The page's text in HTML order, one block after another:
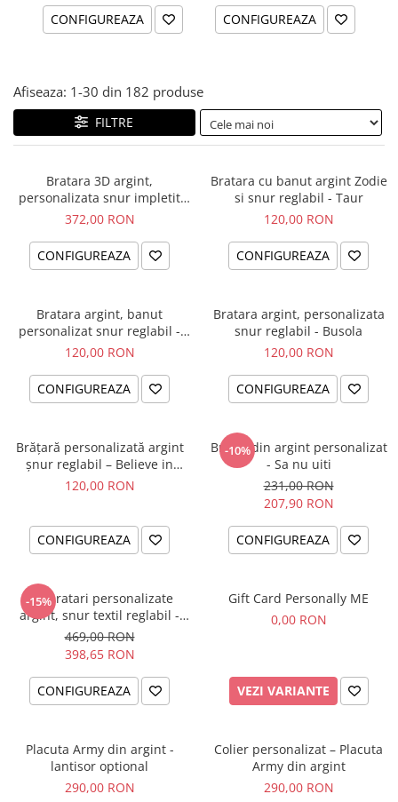
CONFIGUREAZA CONFIGUREAZA
Afiseaza: 1-30 din 182 produse
FILTRE
Bratara 3D argint,
personalizata snur impletit
piele naturala - Sa nu uiti...
372,00 RON
CONFIGUREAZA
Bratara cu banut argint Zodie
si snur reglabil - Taur
120,00 RON
CONFIGUREAZA
Bratara argint, banut
personalizat snur reglabil -
Simbol Unconditional Love
120,00 RON
CONFIGUREAZA
Bratara argint, personalizata
snur reglabil - Busola
120,00 RON
CONFIGUREAZA
Brățară personalizată argint
șnur reglabil – Believe in
Yourself
120,00 RON
CONFIGUREAZA
-10%
Breloc din argint personalizat
- Sa nu uiti
231,00 RON
207,90 RON
CONFIGUREAZA
-15%
Set bratari personalizate
argint, snur textil reglabil -
Family
469,00 RON
398,65 RON
CONFIGUREAZA
Gift Card Personally ME
0,00 RON
VEZI VARIANTE
Placuta Army din argint -
lantisor optional
290,00 RON
Colier personalizat – Placuta
Army din argint
290,00 RON